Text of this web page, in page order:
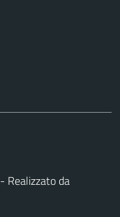
Realizzato da